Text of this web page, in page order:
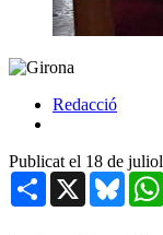
Redacció
Publicat el 18 de
Share X